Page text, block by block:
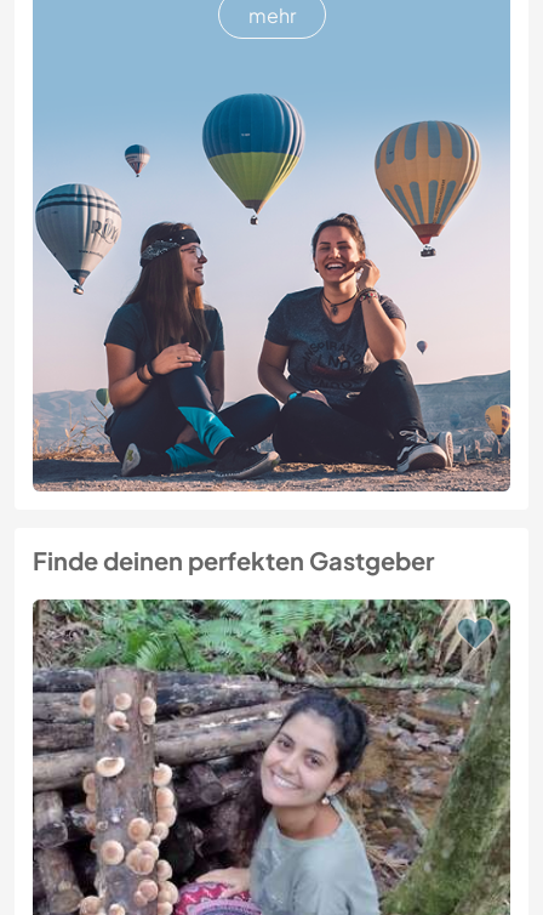
mehr
Finde deinen perfekten Gastgeber